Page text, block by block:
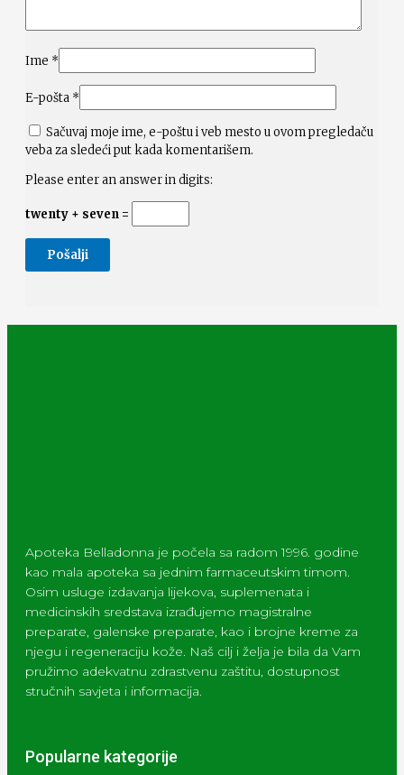
Ime *
E-pošta *
Sačuvaj moje ime, e-poštu i veb mesto u ovom pregledaču
veba za sledeći put kada komentarišem.
Please enter an answer in digits:
twenty + seven =
Apoteka Belladonna je počela sa radom 1996. godine
kao mala apoteka sa jednim farmaceutskim timom.
Osim usluge izdavanja lijekova, suplemenata i
medicinskih sredstava izrađujemo magistralne
preparate, galenske preparate, kao i brojne kreme za
njegu i regeneraciju kože. Naš cilj i želja je bila da Vam
pružimo adekvatnu zdrastvenu zaštitu, dostupnost
stručnih savjeta i informacija.
Popularne kategorije